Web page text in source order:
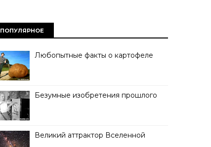
ПОПУЛЯРНОЕ
Любопытные факты о картофеле
Безумные изобретения прошлого
Великий аттрактор Вселенной